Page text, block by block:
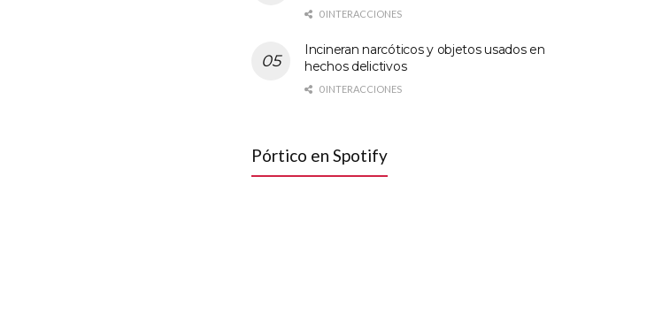
0 INTERACCIONES
Incineran narcóticos y objetos usados en
hechos delictivos
0 INTERACCIONES
Pórtico en Spotify